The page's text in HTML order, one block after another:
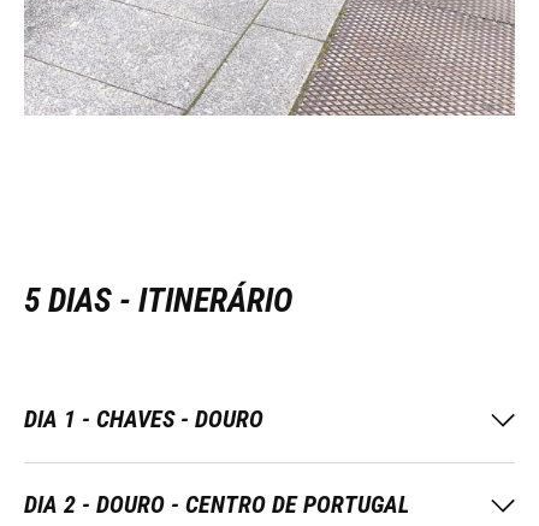
5 DIAS - ITINERÁRIO
DIA 1 - CHAVES - DOURO
DIA 2 - DOURO - CENTRO DE PORTUGAL